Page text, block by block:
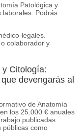
Patológica y
laborales. Podrás
legales.
colaborador y
y Citología:
devengarás al
de Anatomía
los 25.000 € anuales
publicadas
públicas como